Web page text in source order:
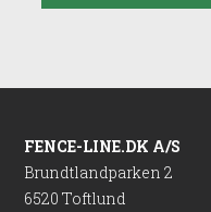
FENCE-LINE.DK A/S
Brundtlandparken 2
6520 Toftlund